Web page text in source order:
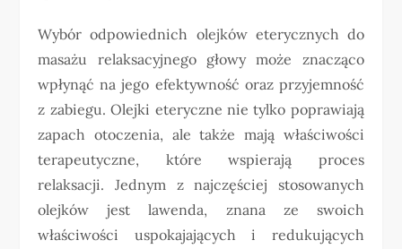
Wybór odpowiednich olejków eterycznych do
masażu relaksacyjnego głowy może znacząco
wpłynąć na jego efektywność oraz przyjemność
z zabiegu. Olejki eteryczne nie tylko poprawiają
zapach otoczenia, ale także mają właściwości
terapeutyczne, które wspierają proces
relaksacji. Jednym z najczęściej stosowanych
olejków jest lawenda, znana ze swoich
właściwości uspokajających i redukujących